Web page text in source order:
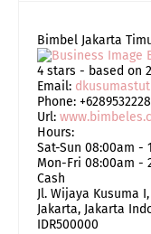
Bimbel Jakarta
4 stars - based on
Email:
Phone:
Url:
Hours:
Sat-Sun 08:00am -
Mon-Fri 08:00am -
Cash
Jl. Wijaya Kusuma
Jakarta, Jakarta
IDR500000